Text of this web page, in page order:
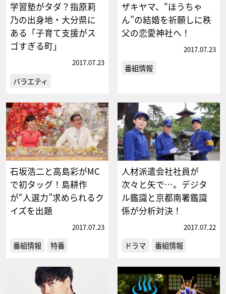
学習塾がタダ？指原莉
乃の出身地・大分県に
ある「子育て支援がス
ゴすぎる町」
2017.07.23
バラエティ
ザキヤマ、“ほうちゃ
ん”の結婚を祈願しに秩
父の恋愛神社へ！
2017.07.23
番組情報
石坂浩二と高島彩がMC
で初タッグ！島耕作
が“人選力”求められるク
イズを出題
2017.07.23
番組情報 特番
人材派遣会社社員が
次々と矢で…。デジタ
ル鑑識と京都南署鑑識
係が分析対決！
2017.07.22
ドラマ 番組情報